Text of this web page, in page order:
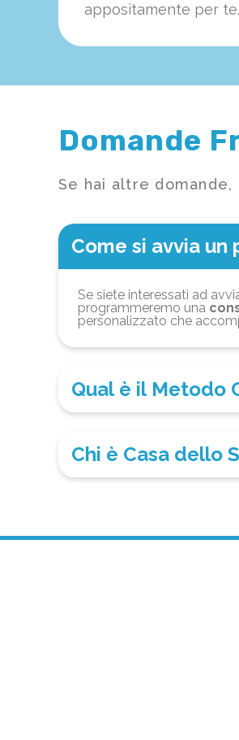
appositamente per te.
Domande
Se hai altre
Come si avvia
Se siete interessati ad
programmeremo una
personalizzato che
Qual è il Metodo
Chi è Casa dello